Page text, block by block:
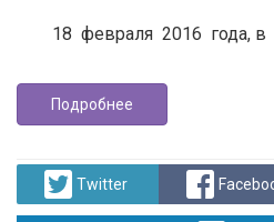
18 февраля 2016 года, в
Подробнее
Twitter